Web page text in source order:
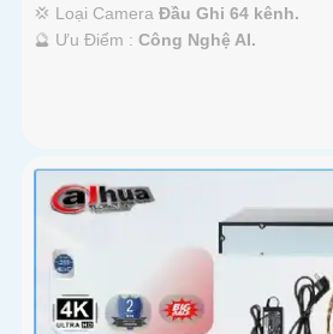
💢 Loại Camera Đầu Ghi 64 kênh.
️🔮 Ưu Điểm : Công Nghệ AI.